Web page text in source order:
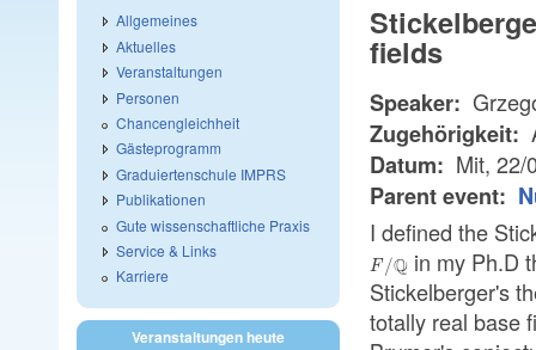
fields
Speaker:
Zugehörigkeit:
Datum: Mit,
Parent event:
I defined the
F /Q in my Ph.D
Stickelberger's
totally real base
Allgemeines
Aktuelles
Veranstaltungen
Personen
Chancengleichheit
Gästeprogramm
Graduiertenschule IMPRS
Publikationen
Gute wissenschaftliche Praxis
Service & Links
Karriere
Veranstaltungen heute